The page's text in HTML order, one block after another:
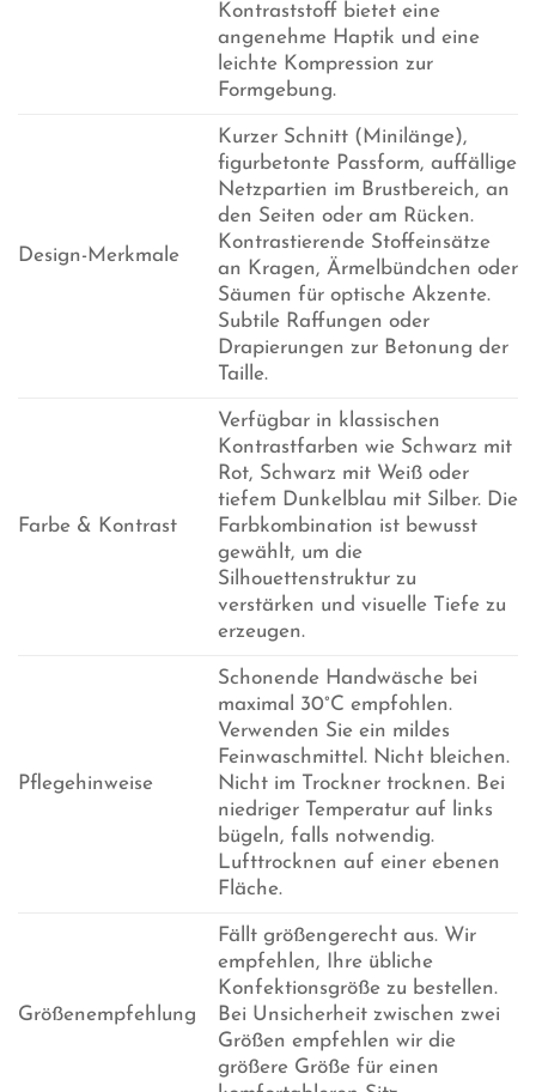
Kontraststoff bietet eine
angenehme Haptik und eine
leichte Kompression zur
Formgebung.
Design-Merkmale
Kurzer Schnitt (Minilänge),
figurbetonte Passform, auffällige
Netzpartien im Brustbereich, an
den Seiten oder am Rücken.
Kontrastierende Stoffeinsätze
an Kragen, Ärmelbündchen oder
Säumen für optische Akzente.
Subtile Raffungen oder
Drapierungen zur Betonung der
Taille.
Farbe & Kontrast
Verfügbar in klassischen
Kontrastfarben wie Schwarz mit
Rot, Schwarz mit Weiß oder
tiefem Dunkelblau mit Silber. Die
Farbkombination ist bewusst
gewählt, um die
Silhouettenstruktur zu
verstärken und visuelle Tiefe zu
erzeugen.
Pflegehinweise
Schonende Handwäsche bei
maximal 30°C empfohlen.
Verwenden Sie ein mildes
Feinwaschmittel. Nicht bleichen.
Nicht im Trockner trocknen. Bei
niedriger Temperatur auf links
bügeln, falls notwendig.
Lufttrocknen auf einer ebenen
Fläche.
Größenempfehlung
Fällt größengerecht aus. Wir
empfehlen, Ihre übliche
Konfektionsgröße zu bestellen.
Bei Unsicherheit zwischen zwei
Größen empfehlen wir die
größere Größe für einen